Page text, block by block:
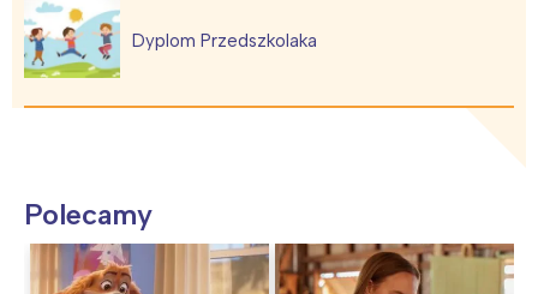
Dyplom Przedszkolaka
Polecamy